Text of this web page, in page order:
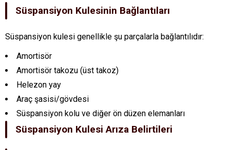
Süspansiyon Kulesinin Bağlantıları
Süspansiyon kulesi genellikle şu parçalarla bağlantılıdır:
Amortisör
Amortisör takozu (üst takoz)
Helezon yay
Araç şasisi/gövdesi
Süspansiyon kolu ve diğer ön düzen elemanları
Süspansiyon Kulesi Arıza Belirtileri